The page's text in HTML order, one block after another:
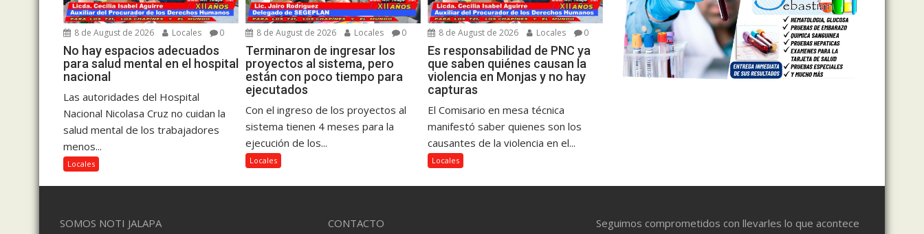
8 de August de 2026 Locales 0
No hay espacios adecuados
para salud mental en el hospital
nacional
Las autoridades del Hospital
Nacional Nicolasa Cruz no cuidan la
salud mental de los trabajadores
menos...
Locales
8 de August de 2026 Locales 0
Terminaron de ingresar los
proyectos al sistema, pero
están con poco tiempo para
ejecutados
Con el ingreso de los proyectos al
sistema tienen 4 meses para la
ejecución de los...
Locales
8 de August de 2026 Locales 0
Es responsabilidad de PNC ya
que saben quiénes causan la
violencia en Monjas y no hay
capturas
El Comisario en mesa técnica
manifestó saber quienes son los
causantes de la violencia en el...
Locales
SOMOS NOTI JALAPA CONTACTO
Seguimos comprometidos con llevarles lo que acontece